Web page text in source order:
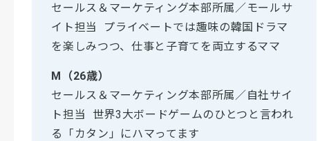
セールス＆マーケティング本部所属／モールサ
イト担当 プライベートでは趣味の韓国ドラマ
を楽しみつつ、仕事と子育てを両立するママ
M（26歳）
セールス＆マーケティング本部所属／自社サイ
ト担当 世界3大ボードゲームのひとつと言われ
る「カタン」にハマってます